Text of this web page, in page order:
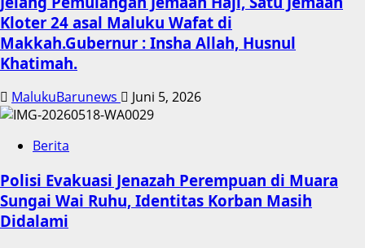
Kloter 24 asal Maluku Wafat di
Makkah.Gubernur : Insha Allah, Husnul
Khatimah.
MalukuBarunews Juni 5, 2026
Berita
Polisi Evakuasi Jenazah Perempuan di Muara
Sungai Wai Ruhu, Identitas Korban Masih
Didalami